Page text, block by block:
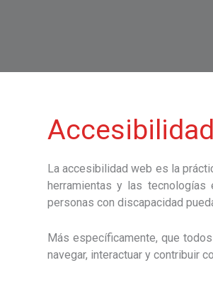
La accesibilidad web es la
herramientas y las
personas con discapacidad
Más específicamente, que
navegar, interactuar y contribuir